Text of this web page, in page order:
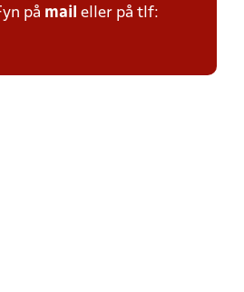
på mail eller på tlf: